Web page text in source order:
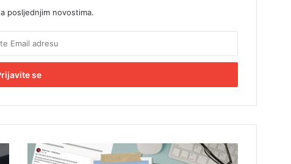
posljednjim novostima.